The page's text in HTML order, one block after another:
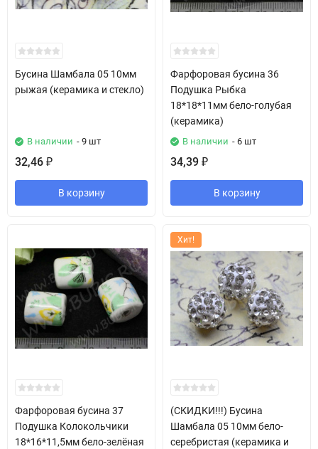
Бусина Шамбала 05 10мм
рыжая (керамика и стекло)
В наличии - 9 шт
32,46 ₽
В корзину
Фарфоровая бусина 36
Подушка Рыбка
18*18*11мм бело-голубая
(керамика)
В наличии - 6 шт
34,39 ₽
В корзину
Фарфоровая бусина 37
Подушка Колокольчики
18*16*11,5мм бело-зелёная
Хит!
(СКИДКИ!!!) Бусина
Шамбала 05 10мм бело-
серебристая (керамика и